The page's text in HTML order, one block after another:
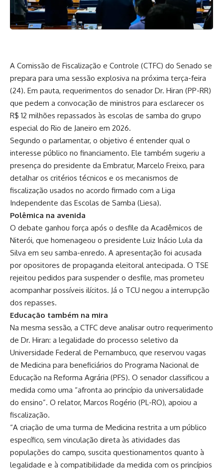
A Comissão de Fiscalização e Controle (CTFC) do Senado se
prepara para uma sessão explosiva na próxima terça-feira
(24). Em pauta, requerimentos do senador Dr. Hiran (PP-RR)
que pedem a convocação de ministros para esclarecer os
R$ 12 milhões repassados às escolas de samba do grupo
especial do Rio de Janeiro em 2026.
Segundo o parlamentar, o objetivo é entender qual o
interesse público no financiamento. Ele também sugeriu a
presença do presidente da Embratur, Marcelo Freixo, para
detalhar os critérios técnicos e os mecanismos de
fiscalização usados no acordo firmado com a Liga
Independente das Escolas de Samba (Liesa).
Polêmica na avenida
O debate ganhou força após o desfile da Acadêmicos de
Niterói, que homenageou o presidente Luiz Inácio Lula da
Silva em seu samba-enredo. A apresentação foi acusada
por opositores de propaganda eleitoral antecipada. O TSE
rejeitou pedidos para suspender o desfile, mas prometeu
acompanhar possíveis ilícitos. Já o TCU negou a interrupção
dos repasses.
Educação também na mira
Na mesma sessão, a CTFC deve analisar outro requerimento
de Dr. Hiran: a legalidade do processo seletivo da
Universidade Federal de Pernambuco, que reservou vagas
de Medicina para beneficiários do Programa Nacional de
Educação na Reforma Agrária (PFS). O senador classificou a
medida como uma “afronta ao princípio da universalidade
do ensino”. O relator, Marcos Rogério (PL-RO), apoiou a
fiscalização.
“A criação de uma turma de Medicina restrita a um público
específico, sem vinculação direta às atividades das
populações do campo, suscita questionamentos quanto à
legalidade e à compatibilidade da medida com os princípios